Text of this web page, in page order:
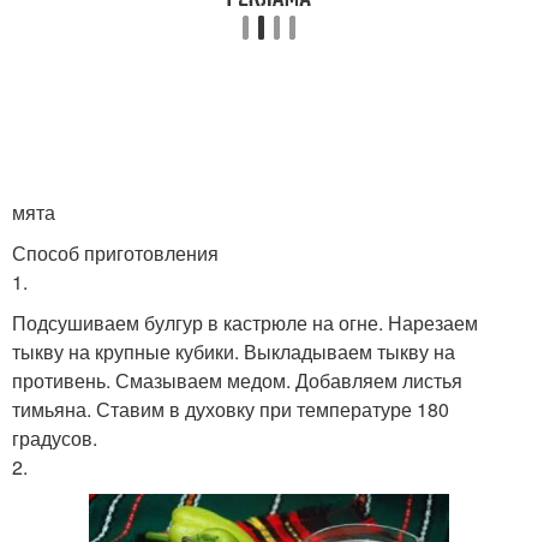
мята
Способ приготовления
1.
Подсушиваем булгур в кастрюле на огне. Нарезаем
тыкву на крупные кубики. Выкладываем тыкву на
противень. Смазываем медом. Добавляем листья
тимьяна. Ставим в духовку при температуре 180
градусов.
2.